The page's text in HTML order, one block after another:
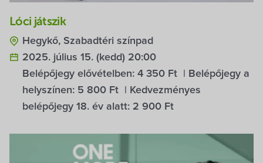
Lóci játszik
Hegykő, Szabadtéri színpad
2025. július 15. (kedd) 20:00
Belépőjegy elővételben: 4 350 Ft | Belépőjegy a
helyszínen: 5 800 Ft | Kedvezményes
belépőjegy 18. év alatt: 2 900 Ft